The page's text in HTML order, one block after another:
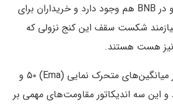
شده در اتریوم و کاردانو در BNB هم وجود دارد و خریداران برای
شکست سقف این کنج نزولی که
هست هستند.
در حال حاضر BNB زیر میانگین‌های متحرک نمایی (Ema) ۵۰ و
و این سه اندیکاتور مقاومت‌های مهمی بر